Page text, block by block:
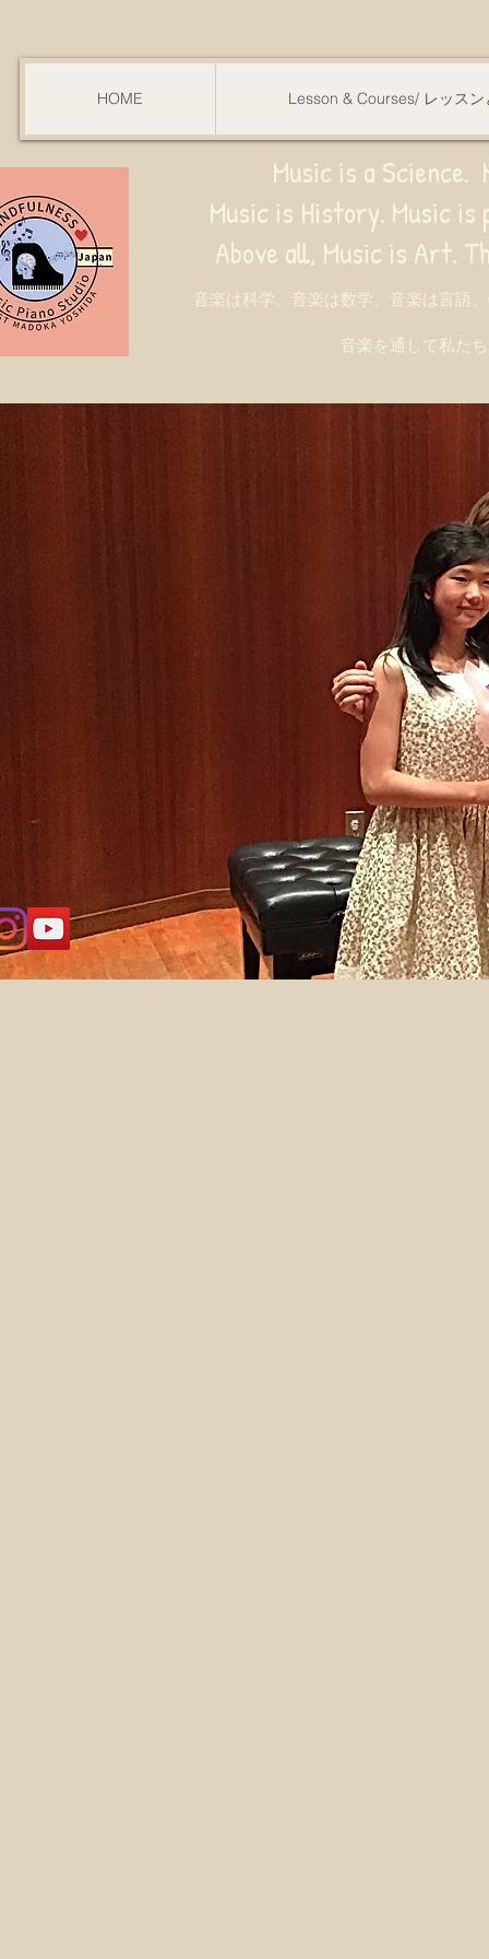
HOME Lesson & Courses/ レッスン
Music is a
Music is History. Music is
all, Music is Art. Through music,
音楽は科学、音楽は数学、音楽は言語
音楽を通して私た